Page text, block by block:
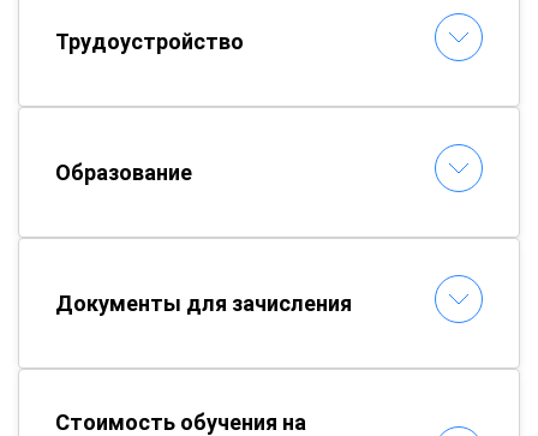
Трудоустройство
Образование
Документы для зачисления
Стоимость обучения на